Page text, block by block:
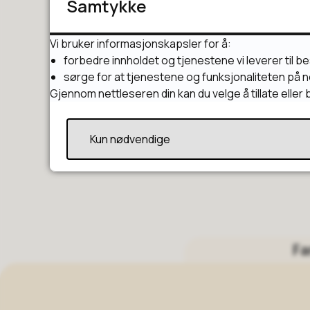
Borgerlig vielse
Horten kommunes etiske
Samtykke
Vi bruker informasjonskapsler for å:
forbedre innholdet og tjenestene vi leverer til
sørge for at tjenestene og funksjonaliteten på
Gjennom nettleseren din kan du velge å tillate
Kun nødvendige